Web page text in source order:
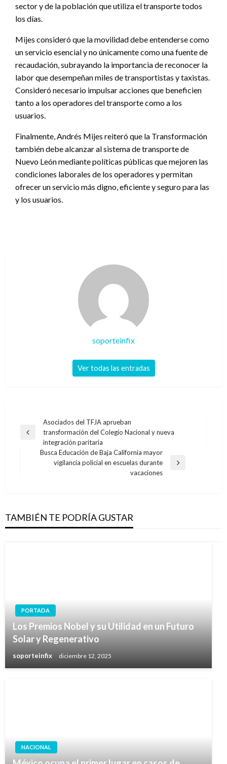
sector y de la población que utiliza el transporte todos
los días.
Mijes consideró que la movilidad debe entenderse como
un servicio esencial y no únicamente como una fuente de
recaudación, subrayando la importancia de reconocer la
labor que desempeñan miles de transportistas y taxistas.
Consideró necesario impulsar acciones que beneficien
tanto a los operadores del transporte como a los
usuarios.
Finalmente, Andrés Mijes reiteró que la Transformación
también debe alcanzar al sistema de transporte de
Nuevo León mediante políticas públicas que mejoren las
condiciones laborales de los operadores y permitan
ofrecer un servicio más digno, eficiente y seguro para las
y los usuarios.
soporteinfix
Ver todas las entradas
Navegación
de
entradas
Entrada
anterior
Asociados del TFJA aprueban
transformación del Colegio Nacional y nueva
integración paritaria
Busca Educación de Baja California mayor
vigilancia policial en escuelas durante
vacaciones
TAMBIÉN TE PODRÍA GUSTAR
PORTADA
Los Premios Nobel y su Utilidad en un Futuro
Solar y Regenerativo
soporteinfix diciembre 12, 2025
NACIONAL